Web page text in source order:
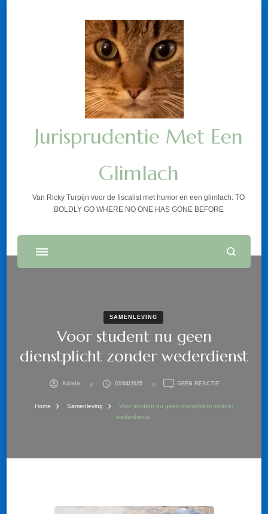
Jurisprudentie Met Een
Glimlach
Van Ricky Turpijn voor de fiscalist met humor en een glimlach: TO
BOLDLY GO WHERE NO ONE HAS GONE BEFORE
SAMENLEVING
Voor student nu geen
dienstplicht zonder wederdienst
Admin 03/04/2025 GEEN REACTIEOP
NU
Home Samenleving
Voor student nu geen dienstplicht zonder
wederdienst